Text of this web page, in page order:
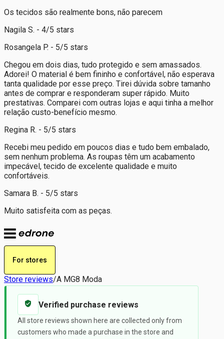
Os tecidos são realmente bons, não parecem
Nagila S. - 4/5 stars
Rosangela P. - 5/5 stars
Chegou em dois dias, tudo protegido e sem amassados.
Adorei! O material é bem fininho e confortável, não esperava
tanta qualidade por esse preço. Tirei dúvida sobre tamanho
antes de comprar e responderam super rápido. Muito
prestativas. Comparei com outras lojas e aqui tinha a melhor
relação custo-benefício mesmo.
Regina R. - 5/5 stars
Recebi meu pedido em poucos dias e tudo bem embalado,
sem nenhum problema. As roupas têm um acabamento
impecável, tecido de excelente qualidade e muito
confortáveis.
Samara B. - 5/5 stars
Muito satisfeita com as peças.
For stores
Store reviews/A MG8 Moda
Verified purchase reviews
All store reviews shown here are collected only from
customers who made a purchase in the store and